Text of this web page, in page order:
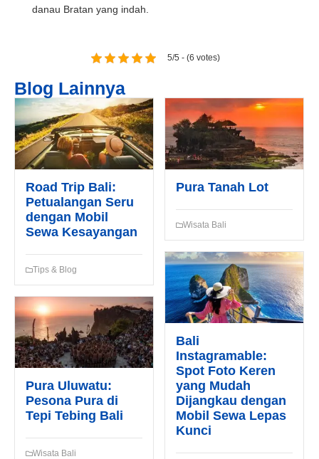
danau Bratan yang indah.
5/5 - (6 votes)
Blog Lainnya
Road Trip Bali:
Petualangan Seru
dengan Mobil
Sewa Kesayangan
Tips & Blog
Pura Tanah Lot
Wisata Bali
Bali
Instagramable:
Spot Foto Keren
yang Mudah
Dijangkau dengan
Mobil Sewa Lepas
Kunci
Pura Uluwatu:
Pesona Pura di
Tepi Tebing Bali
Wisata Bali
Tgl Selesai*
Email*
WhatsApp*
Lokasi Pengiriman & Pengembalian